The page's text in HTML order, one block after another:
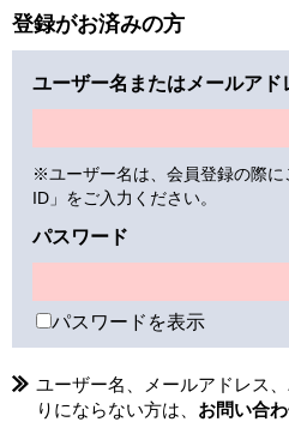
登録がお済みの方
ユーザー名またはメールアド
※ユーザー名は、会員登録の際に
ID」をご入力ください。
パスワード
パスワードを表示
ユーザー名、メールアドレス
りにならない方は、 お問い合